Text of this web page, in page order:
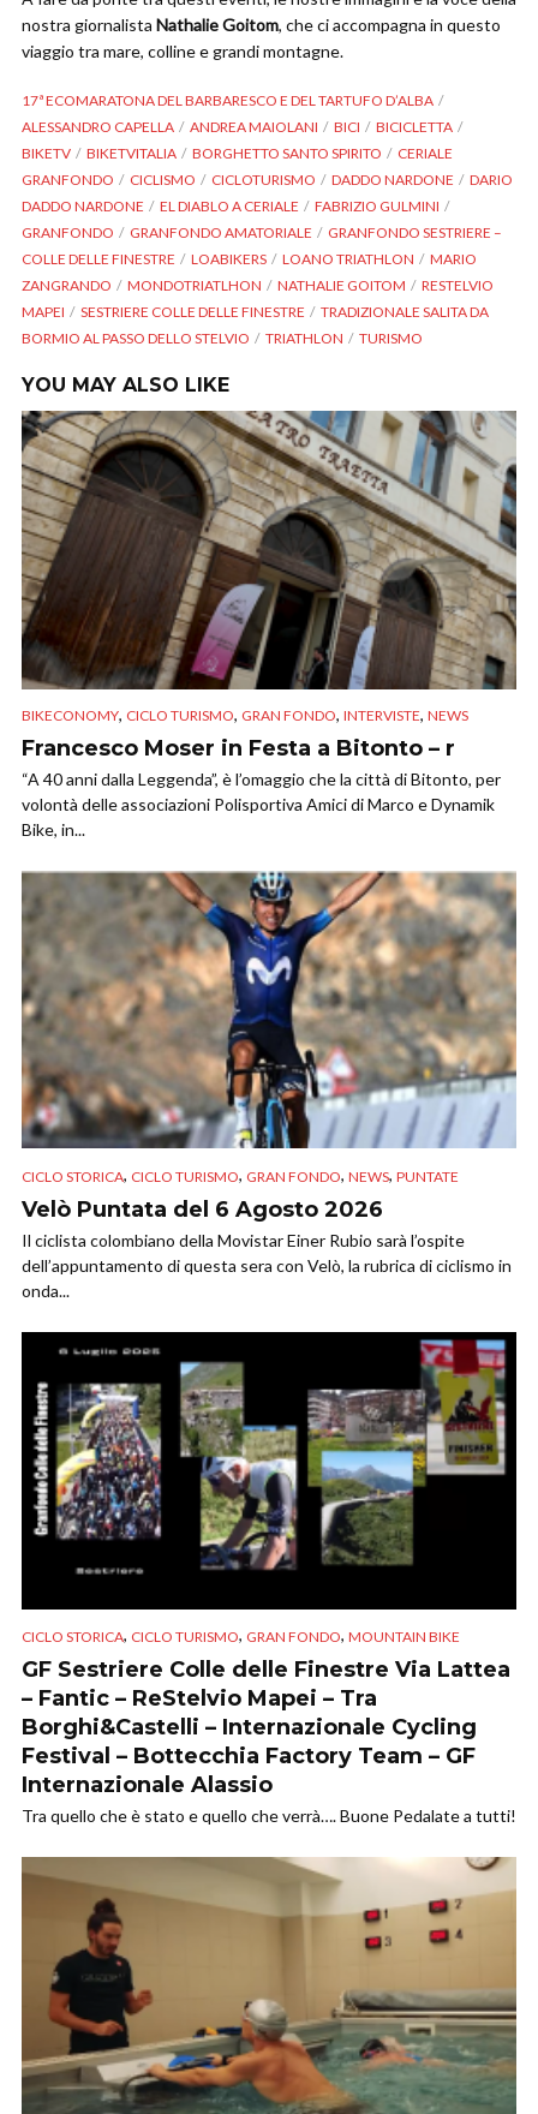
nostra giornalista Nathalie Goitom, che ci accompagna in questo
viaggio tra mare, colline e grandi montagne.
17ª ECOMARATONA DEL BARBARESCO E DEL TARTUFO D’ALBA
ALESSANDRO CAPELLA
ANDREA MAIOLANI BICI
BICICLETTA
BIKETV
BIKETVITALIA BORGHETTO SANTO SPIRITO
CERIALE
GRANFONDO
CICLISMO CICLOTURISMO DADDO NARDONE
DARIO
DADDO NARDONE
EL DIABLO A CERIALE
FABRIZIO GULMINI
GRANFONDO
GRANFONDO AMATORIALE
GRANFONDO SESTRIERE –
COLLE DELLE FINESTRE
LOABIKERS LOANO TRIATHLON
MARIO
ZANGRANDO
MONDOTRIATLHON NATHALIE GOITOM
RESTELVIO
MAPEI
SESTRIERE COLLE DELLE FINESTRE
TRADIZIONALE SALITA DA
BORMIO AL PASSO DELLO STELVIO
TRIATHLON TURISMO
YOU MAY ALSO LIKE
BIKECONOMY, CICLO TURISMO, GRAN FONDO, INTERVISTE, NEWS
Francesco Moser in Festa a Bitonto – r
“A 40 anni dalla Leggenda”, è l’omaggio che la città di Bitonto, per
volontà delle associazioni Polisportiva Amici di Marco e Dynamik
Bike, in...
CICLO STORICA, CICLO TURISMO, GRAN FONDO, NEWS, PUNTATE
Velò Puntata del 6 Agosto 2026
Il ciclista colombiano della Movistar Einer Rubio sarà l’ospite
dell’appuntamento di questa sera con Velò, la rubrica di ciclismo in
onda...
CICLO STORICA, CICLO TURISMO, GRAN FONDO, MOUNTAIN BIKE
GF Sestriere Colle delle Finestre Via Lattea
– Fantic – ReStelvio Mapei – Tra
Borghi&Castelli – Internazionale Cycling
Festival – Bottecchia Factory Team – GF
Internazionale Alassio
Tra quello che è stato e quello che verrà…. Buone Pedalate a tutti!